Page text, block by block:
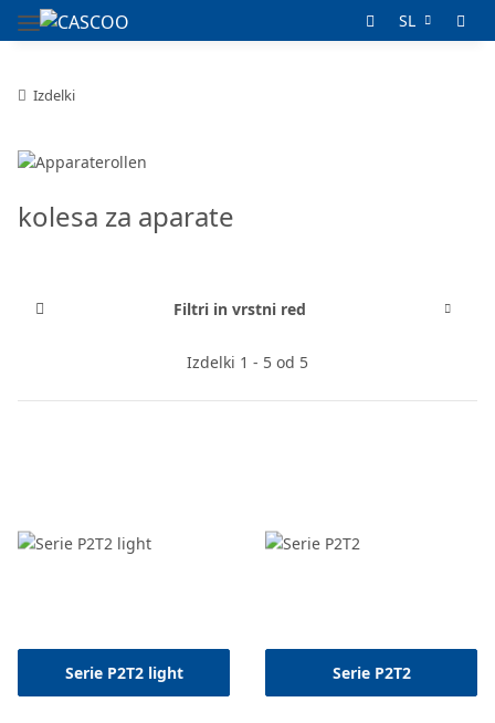
SL
Izdelki
kolesa za aparate
Filtri in vrstni red
Izdelki 1 - 5 od 5
Serie P2T2 light Serie P2T2